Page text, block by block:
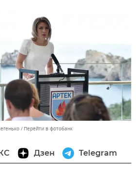
Перейти в фотобанк
Дзен Telegram